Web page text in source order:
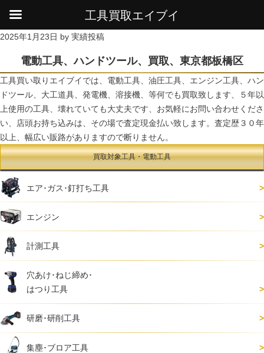
HOME 新着情報・お知らせ
電動工具、ハンドツール、買取、東京都板橋区
2025年1月23日 by 実績投稿
電動工具、ハンドツール、買取、東京都板橋区
工具買い取りエイブイでは、電動工具、油圧工具、エンジン工具、ハン
ドツール、大工道具、発電機、溶接機、等何でも買取致します、５年以
上使用の工具、壊れていても大丈夫です、お気軽にお問い合わせくださ
い、店頭お持ち込みは、その場で査定現金払い致します。査定歴３０年
以上、幅広い販路がありますので断りません。
買取対象工具・電動工具
エア･ガス･釘打ち工具
エンジン
計測工具
穴あけ･ねじ締め･
はつり工具
研磨･研削工具
集塵･ブロア工具
工具買取エイブイ